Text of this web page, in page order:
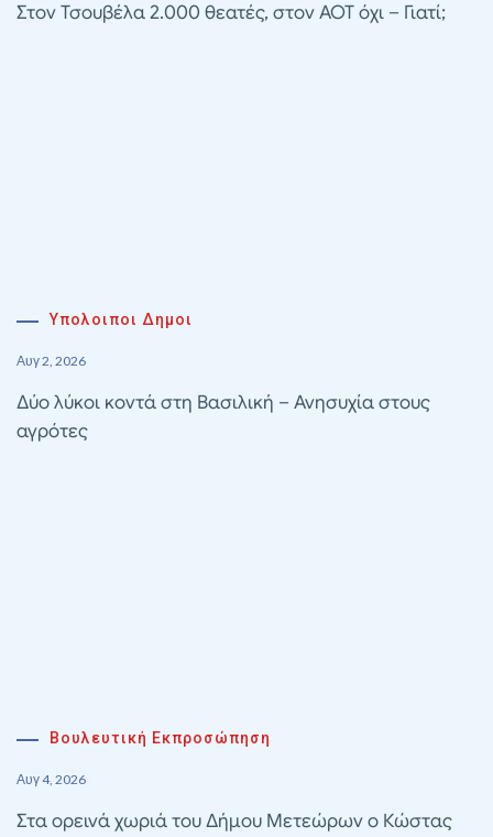
Στον Τσουβέλα 2.000 θεατές, στον ΑΟΤ όχι – Γιατί;
Υπολοιποι Δημοι
Αυγ 2, 2026
Δύο λύκοι κοντά στη Βασιλική – Ανησυχία στους
αγρότες
Βουλευτική Εκπροσώπηση
Αυγ 4, 2026
Στα ορεινά χωριά του Δήμου Μετεώρων ο Κώστας